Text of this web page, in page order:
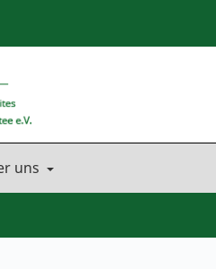
uns